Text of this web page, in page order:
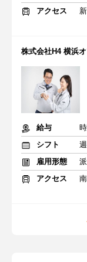
アクセス
株式会社H4 横浜
給与
シフト
雇用形態
アクセス